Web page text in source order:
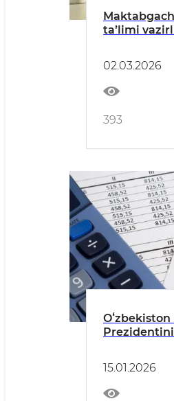
taʼlimi
MAʼLUMOT
02.03.2026
393
holatiga
15.01.2026